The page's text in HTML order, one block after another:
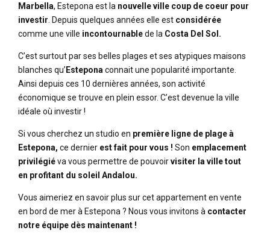
Marbella, Estepona est la nouvelle ville coup de coeur pour
investir . Depuis quelques années elle est considérée
comme une ville incontournablede la Costa Del Sol.
C’est surtout par ses belles plages et ses atypiques maisons
blanches qu’ Estepona connait une popularité importante.
Ainsi depuis ces 10 dernières années, son activité
économique se trouve en plein essor. C’est devenue la ville
idéale où investir !
Si vous cherchez un studio en première ligne de plage à
Estepona, ce dernier est fait pour vous ! Son emplacement
privilégiéva vous permettre de pouvoirvisiter la ville tout
en profitant du soleil Andalou.
Vous aimeriez en savoir plus sur cet appartement en vente
en bord de mer à Estepona ? Nous vous invitons à contacter
notre équipe dès maintenant !